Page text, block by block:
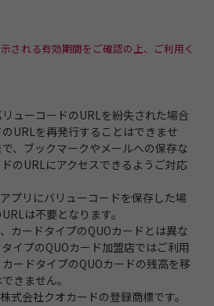
される有効期間をご確認の上、ご利用く
ューコードのURLを紛失された場合
URLを再発行することはできませ
、ブックマークやメールへの保存な
のURLにアクセスできるようご対応
プリにバリューコードを保存した場
は不要となります。
カードタイプのQUOカードとは異な
イプのQUOカード加盟店ではご利用
ードタイプのQUOカードの残高を移
きません。
式会社クオカードの登録商標です。